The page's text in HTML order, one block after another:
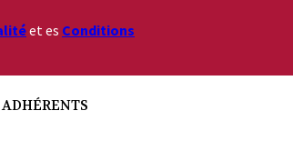
et es Conditions
ADHÉRENTS